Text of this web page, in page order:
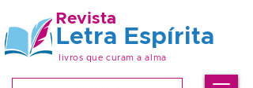
Revista
livros que curam a alma
Letra Espírita